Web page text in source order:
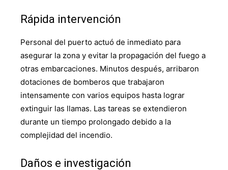
Rápida intervención
Personal del puerto actuó de inmediato para
asegurar la zona y evitar la propagación del fuego a
otras embarcaciones. Minutos después, arribaron
dotaciones de bomberos que trabajaron
intensamente con varios equipos hasta lograr
extinguir las llamas. Las tareas se extendieron
durante un tiempo prolongado debido a la
complejidad del incendio.
Daños e investigación